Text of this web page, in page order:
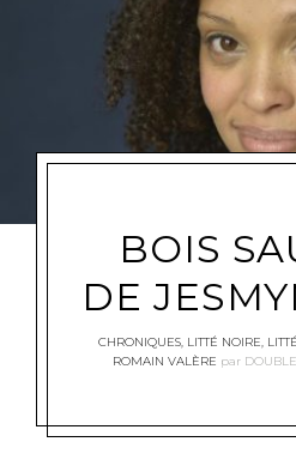
BOIS
DE
CHRONIQUES, LITTÉ NOIRE,
ROMAIN VALÈRE par